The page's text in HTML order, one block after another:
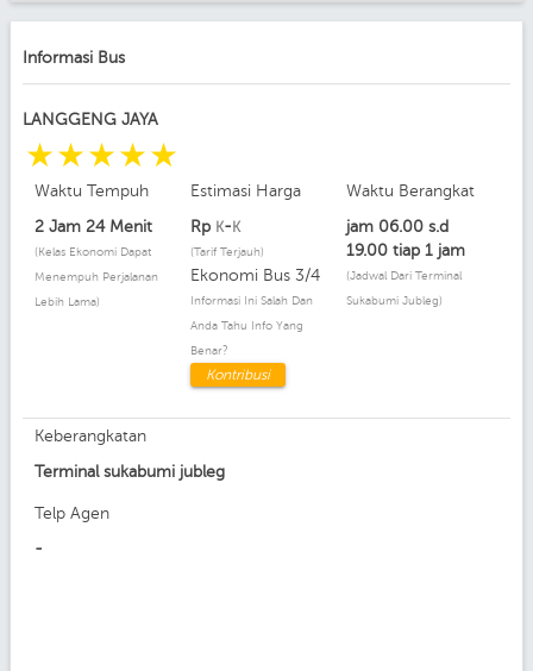
Informasi Bus
LANGGENG JAYA
☆
☆
☆
☆
☆
Waktu Tempuh
2 Jam 24 Menit
(Kelas Ekonomi Dapat
Menempuh Perjalanan
Lebih Lama)
Estimasi Harga
Rp K- K
(Tarif Terjauh)
Ekonomi Bus 3/4
Informasi Ini Salah Dan
Anda Tahu Info Yang
Benar?
Kontribusi
Waktu Berangkat
jam 06.00 s.d
19.00 tiap 1 jam
(Jadwal Dari Terminal
Sukabumi Jubleg)
Keberangkatan
Terminal sukabumi jubleg
Telp Agen
-